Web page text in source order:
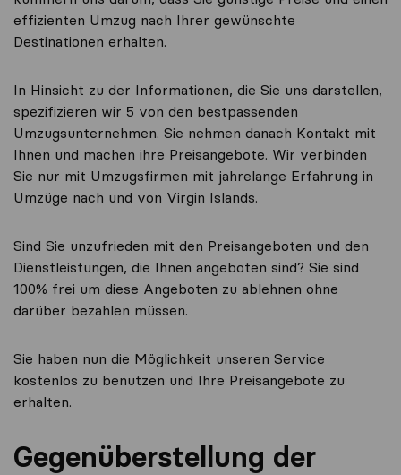
effizienten Umzug nach Ihrer gewünschte
Destinationen erhalten.
In Hinsicht zu der Informationen, die Sie uns darstellen,
spezifizieren wir 5 von den bestpassenden
Umzugsunternehmen. Sie nehmen danach Kontakt mit
Ihnen und machen ihre Preisangebote. Wir verbinden
Sie nur mit Umzugsfirmen mit jahrelange Erfahrung in
Umzüge nach und von Virgin Islands.
Sind Sie unzufrieden mit den Preisangeboten und den
Dienstleistungen, die Ihnen angeboten sind? Sie sind
100% frei um diese Angeboten zu ablehnen ohne
darüber bezahlen müssen.
Sie haben nun die Möglichkeit unseren Service
kostenlos zu benutzen und Ihre Preisangebote zu
erhalten.
Gegenüberstellung der